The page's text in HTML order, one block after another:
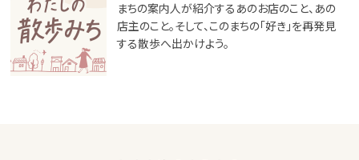
まちの案内人が紹介するあのお店のこと、あの
店主のこと。そして、このまちの「好き」を再発見
する散歩へ出かけよう。